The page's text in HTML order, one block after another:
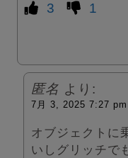
3 1
匿名 より:
7月 3, 2025 7:27 pm
オブジェクトに
いしグリッチで